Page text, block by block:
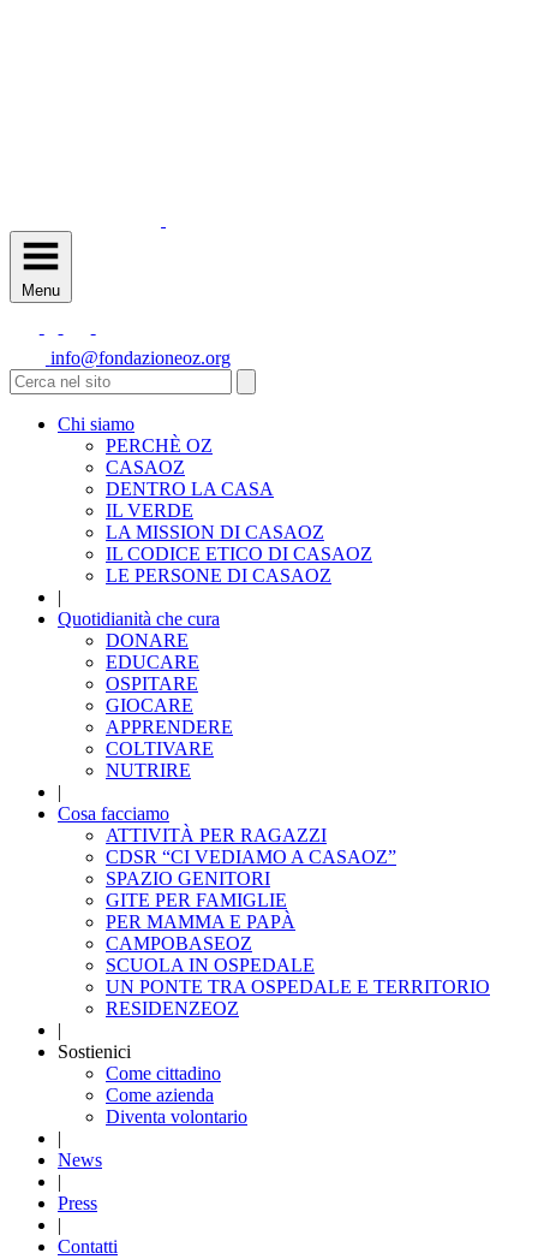
Menu
info@fondazioneoz.org
Chi siamo
PERCHÈ OZ
CASAOZ
DENTRO LA CASA
IL VERDE
LA MISSION DI CASAOZ
IL CODICE ETICO DI CASAOZ
LE PERSONE DI CASAOZ
|
Quotidianità che cura
DONARE
EDUCARE
OSPITARE
GIOCARE
APPRENDERE
COLTIVARE
NUTRIRE
|
Cosa facciamo
ATTIVITÀ PER RAGAZZI
CDSR “CI VEDIAMO A CASAOZ”
SPAZIO GENITORI
GITE PER FAMIGLIE
PER MAMMA E PAPÀ
CAMPOBASEOZ
SCUOLA IN OSPEDALE
UN PONTE TRA OSPEDALE E TERRITORIO
RESIDENZEOZ
|
Sostienici
Come cittadino
Come azienda
Diventa volontario
|
News
|
Press
|
Contatti